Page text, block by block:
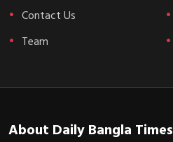
Contact Us
Team
About Daily Bangla Times